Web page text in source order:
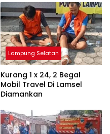
Lampung Selatan
Kurang 1 x 24, 2 Begal
Mobil Travel Di Lamsel
Diamankan